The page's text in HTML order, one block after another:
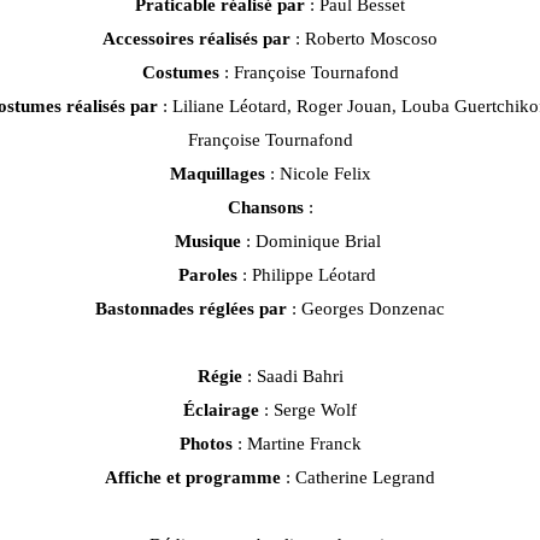
Praticable réalisé par : Paul Besset
Accessoires réalisés par : Roberto Moscoso
Costumes: Françoise Tournafond
réalisés par : Liliane Léotard, Roger Jouan, Louba
Françoise Tournafond
Maquillages: Nicole Felix
Chansons:
Musique: Dominique Brial
Paroles : Philippe Léotard
Bastonnades réglées par : Georges Donzenac
Régie: Saadi Bahri
Éclairage : Serge Wolf
Photos: Martine Franck
Affiche et programme : Catherine Legrand